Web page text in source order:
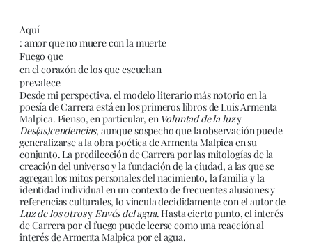
Aquí
: amor que no muere con la muerte
Fuego que
en el corazón de los que escuchan
prevalece
Desde mi perspectiva, el modelo literario más notorio en la
poesía de Carrera está en los primeros libros de Luis Armenta
Malpica. Pienso, en particular, en Voluntad de la luzy
Des(as)cendencias, aunque sospecho que la observación puede
generalizarse a la obra poética de Armenta Malpica en su
conjunto. La predilección de Carrera por las mitologías de la
creación del universo y la fundación de la ciudad, a las que se
agregan los mitos personales del nacimiento, la familia y la
identidad individual en un contexto de frecuentes alusiones y
referencias culturales, lo vincula decididamente con el autor de
Luz de los otrosyEnvés del agua. Hasta cierto punto, el interés
de Carrera por el fuego puede leerse como una reacción al
interés de Armenta Malpica por el agua.